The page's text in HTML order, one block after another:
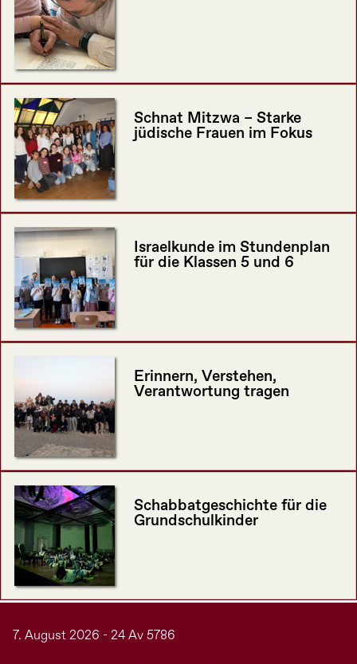
Schnat Mitzwa – Starke
jüdische Frauen im Fokus
Israelkunde im Stundenplan
für die Klassen 5 und 6
Erinnern, Verstehen,
Verantwortung tragen
Schabbatgeschichte für die
Grundschulkinder
7. August 2026 - 24 Av 5786